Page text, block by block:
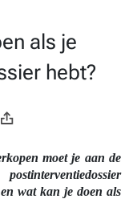
als je
hebt?
moet je aan de
wat kan je doen als